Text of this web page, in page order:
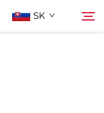
SK